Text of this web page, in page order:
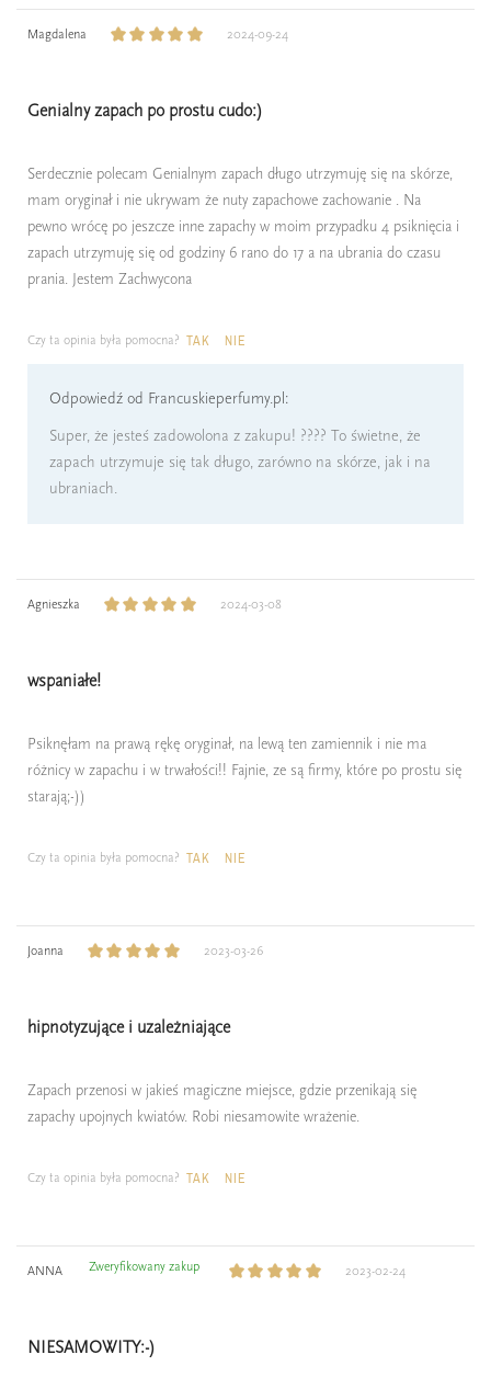
Magdalena 2024-09-24
Genialny zapach po prostu cudo:)
Serdecznie polecam Genialnym zapach długo utrzymuję się na skórze,
mam oryginał i nie ukrywam że nuty zapachowe zachowanie . Na
pewno wrócę po jeszcze inne zapachy w moim przypadku 4 psiknięcia i
zapach utrzymuję się od godziny 6 rano do 17 a na ubrania do czasu
prania. Jestem Zachwycona
Czy ta opinia była pomocna? TAK NIE
Odpowiedź od Francuskieperfumy.pl:
Super, że jesteś zadowolona z zakupu! ???? To świetne, że
zapach utrzymuje się tak długo, zarówno na skórze, jak i na
ubraniach.
Agnieszka 2024-03-08
wspaniałe!
Psiknęłam na prawą rękę oryginał, na lewą ten zamiennik i nie ma
różnicy w zapachu i w trwałości!! Fajnie, ze są firmy, które po prostu się
starają;-))
Czy ta opinia była pomocna? TAK NIE
Joanna 2023-03-26
hipnotyzujące i uzależniające
Zapach przenosi w jakieś magiczne miejsce, gdzie przenikają się
zapachy upojnych kwiatów. Robi niesamowite wrażenie.
Czy ta opinia była pomocna? TAK NIE
ANNA Zweryfikowany zakup 2023-02-24
NIESAMOWITY:-)